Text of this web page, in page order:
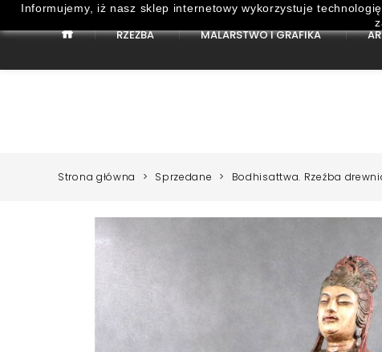
RZEŹBA MALARSTWO I GRAFIKA
Strona główna Sprzedane Bodhisattwa. Rzeźba
Informujemy, iż nasz sklep internetowy wykorzystuje